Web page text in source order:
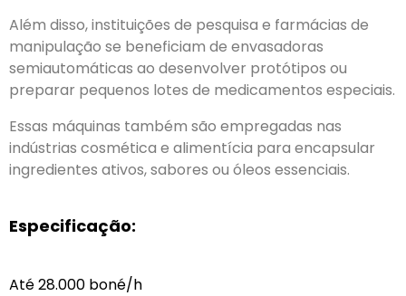
Além disso, instituições de pesquisa e farmácias de
manipulação se beneficiam de envasadoras
semiautomáticas ao desenvolver protótipos ou
preparar pequenos lotes de medicamentos especiais.
Essas máquinas também são empregadas nas
indústrias cosmética e alimentícia para encapsular
ingredientes ativos, sabores ou óleos essenciais.
Especificação:
Até 28.000 boné/h